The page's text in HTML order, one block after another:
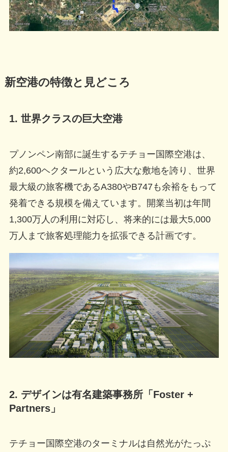
新空港の特徴と見どころ
1. 世界クラスの巨大空港
プノンペン南部に誕生するテチョー国際空港は、
約2,600ヘクタールという広大な敷地を誇り、世界
最大級の旅客機であるA380やB747も余裕をもって
発着できる規模を備えています。開業当初は年間
1,300万人の利用に対応し、将来的には最大5,000
万人まで旅客処理能力を拡張できる計画です。
2. デザインは有名建築事務所「Foster +
Partners」
テチョー国際空港のターミナルは自然光がたっぷ